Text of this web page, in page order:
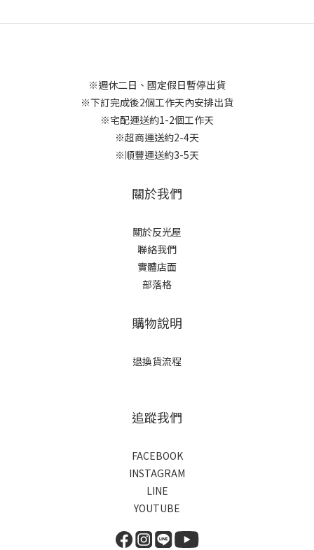
※週休二日、國定假日暫停出貨
※下訂完成後2個工作天內安排出貨
※宅配運送約1-2個工作天
※超商運送約2-4天
※順豐運送約3-5天
關於我們
關於反光屋
聯絡我們
實體店面
部落格
購物說明
退換貨流程
追蹤我們
FACEBOOK
INSTAGRAM
LINE
YOUTUBE